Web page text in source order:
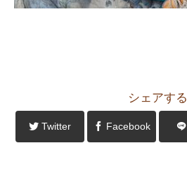
シェアする
Twitter Facebook